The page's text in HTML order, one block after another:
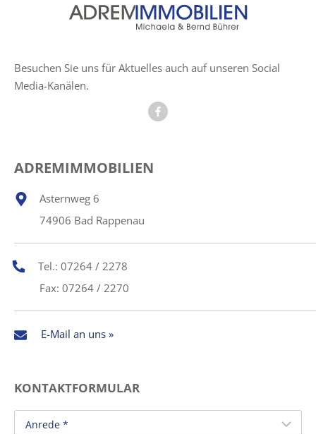
Besuchen Sie uns für Aktuelles auch auf unseren Social
Media-Kanälen.
ADREMIMMOBILIEN
Asternweg 6
74906 Bad Rappenau
Tel.: 07264 / 2278
Fax: 07264 / 2270
E-Mail an uns »
KONTAKTFORMULAR